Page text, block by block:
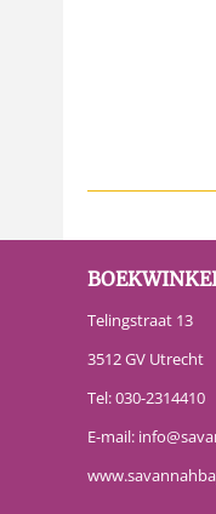
Telingstraat 13
3512 GV Utrecht
Tel:030-2314410
E-mail: